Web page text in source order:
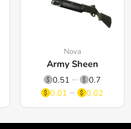
Nova
Army Sheen
0.51
0.7
0.01
0.02